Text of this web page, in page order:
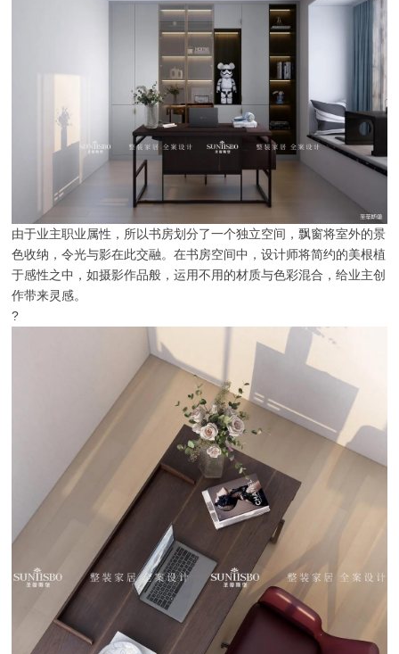
由于业主职业属性，所以书房划分了一个独立空间，飘窗将室外的景
色收纳，令光与影在此交融。在书房空间中，设计师将简约的美根植
于感性之中，如摄影作品般，运用不用的材质与色彩混合，给业主创
作带来灵感。
?